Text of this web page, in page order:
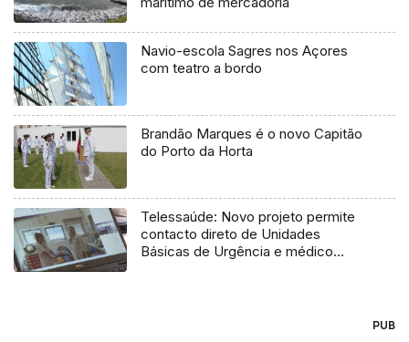
Navio-escola Sagres nos Açores
com teatro a bordo
Brandão Marques é o novo Capitão
do Porto da Horta
Telessaúde: Novo projeto permite
contacto direto de Unidades
Básicas de Urgência e médico
PUB